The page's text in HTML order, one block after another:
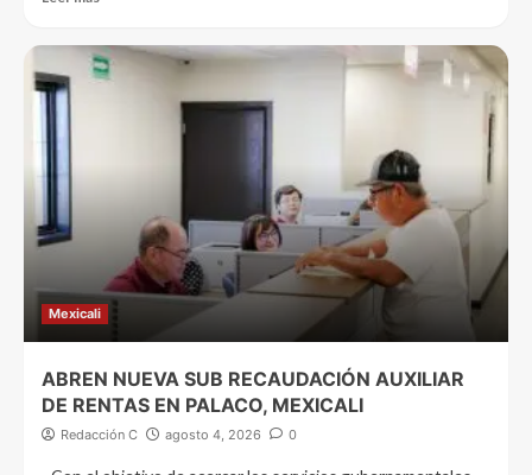
Mexicali
ABREN NUEVA SUB RECAUDACIÓN AUXILIAR
DE RENTAS EN PALACO, MEXICALI
Redacción C agosto 4, 2026 0